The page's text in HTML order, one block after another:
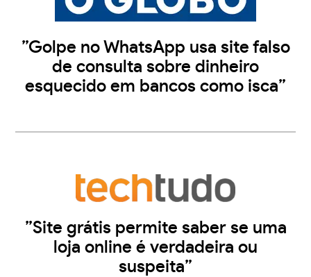
”Golpe no WhatsApp usa site falso
de consulta sobre dinheiro
esquecido em bancos como isca”
”Site grátis permite saber se uma
loja online é verdadeira ou
suspeita”